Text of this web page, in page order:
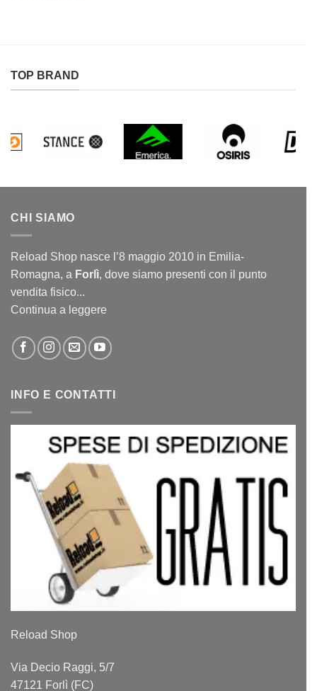
TOP BRAND
CHI SIAMO
Reload Shop nasce l’8 maggio 2010 in Emilia-
Romagna, a Forlì, dove siamo presenti con il punto
vendita fisico...
Continua a leggere
INFO E CONTATTI
Reload Shop
Via Decio Raggi, 5/7
47121 Forlì (FC)